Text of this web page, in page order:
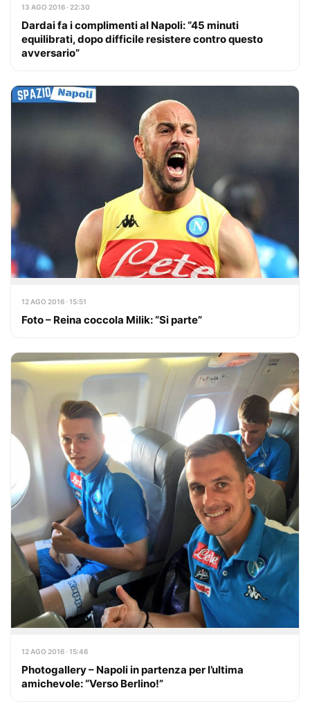
13 AGO 2016 · 22:30
Dardai fa i complimenti al Napoli: “45 minuti
equilibrati, dopo difficile resistere contro questo
avversario”
12 AGO 2016 · 15:51
Foto – Reina coccola Milik: “Si parte”
12 AGO 2016 · 15:46
Photogallery – Napoli in partenza per l’ultima
amichevole: “Verso Berlino!”